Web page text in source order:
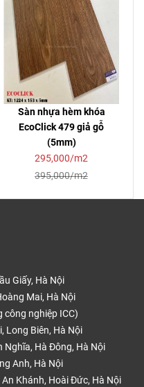
Sàn nhựa hèm khóa
EcoClick 479 giả gỗ
(5mm)
295,000/m2
395,000/m2
Giấy, Hà Nội
Mai, Hà Nội
công nghiệp ICC)
Long Biên, Hà Nội
Nghĩa, Hà Đông, Hà Nội
Anh, Hà Nội
Khánh, Hoài Đức, Hà Nội